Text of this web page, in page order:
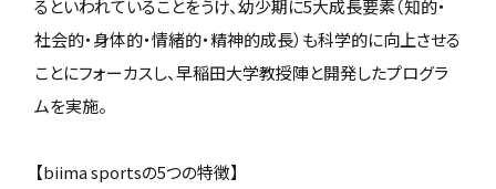
るといわれていることをうけ、幼少期に5大成長要素（知的・
社会的・身体的・情緒的・精神的成長）も科学的に向上させる
ことにフォーカスし、早稲田大学教授陣と開発したプログラ
ムを実施。
【biima sportsの5つの特徴】